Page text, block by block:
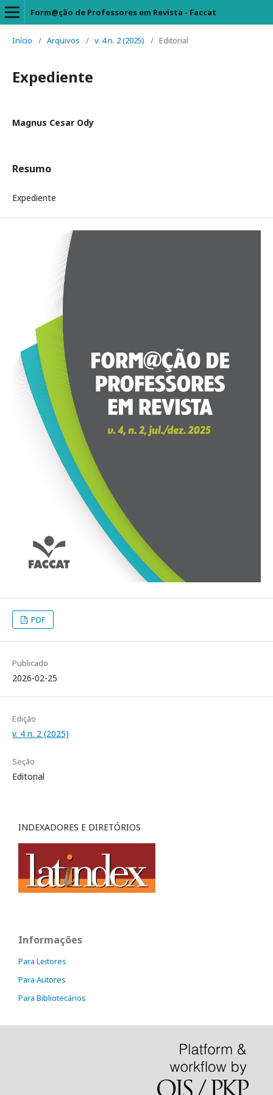
Form@ção de Professores em Revista - Faccat
Início / Arquivos / v. 4 n. 2 (2025) / Editorial
Expediente
Magnus Cesar Ody
Resumo
Expediente
PDF
Publicado
2026-02-25
Edição
v. 4 n. 2 (2025)
Seção
Editorial
INDEXADORES E DIRETÓRIOS
Informações
Para Leitores
Para Autores
Para Bibliotecários